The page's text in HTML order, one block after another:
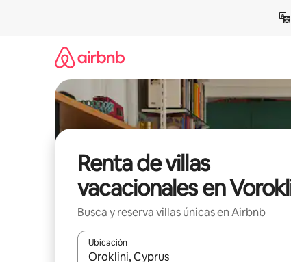
Renta de villas
vacacionales en
Busca y reserva villas únicas en Airbnb
Ubicación
Cuando los resultados estén disponibles,